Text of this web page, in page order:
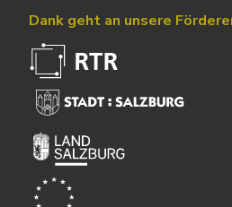
Dank geht an unsere